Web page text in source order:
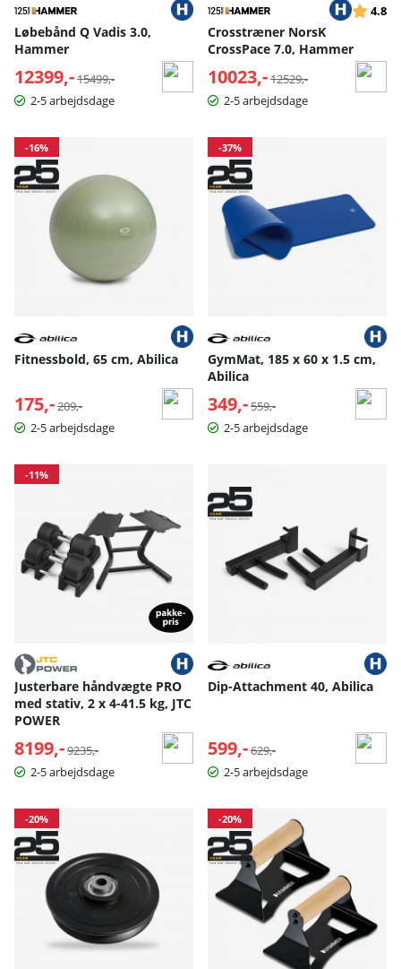
Løbebånd Q Vadis 3.0,
Hammer
12399,- Normalpris:
15499,-
2-5 arbejdsdage
4.8
Crosstræner NorsK
CrossPace 7.0, Hammer
10023,- Normalpris:
12529,-
2-5 arbejdsdage
-16%
Fitnessbold, 65 cm, Abilica
175,- Normalpris:
209,-
2-5 arbejdsdage
-37%
GymMat, 185 x 60 x 1.5 cm,
Abilica
349,- Normalpris:
559,-
2-5 arbejdsdage
-11%
Justerbare håndvægte PRO
med stativ, 2 x 4-41.5 kg, JTC
POWER
8199,- Normalpris:
9235,-
2-5 arbejdsdage
Dip-Attachment 40, Abilica
599,- Normalpris:
629,-
2-5 arbejdsdage
-20% -20%